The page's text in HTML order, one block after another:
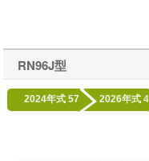
RN96J型
2024年式 57 2026年式 4